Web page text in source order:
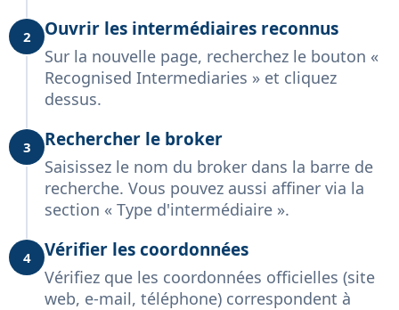
2 Ouvrir les intermédiaires reconnus
Sur la nouvelle page, recherchez le bouton «
Recognised Intermediaries » et cliquez
dessus.
3 Rechercher le broker
Saisissez le nom du broker dans la barre de
recherche. Vous pouvez aussi affiner via la
section « Type d'intermédiaire ».
4 Vérifier les coordonnées
Vérifiez que les coordonnées officielles (site
web, e-mail, téléphone) correspondent à